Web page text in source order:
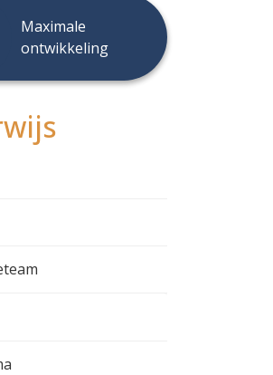
Maximale
ontwikkeling